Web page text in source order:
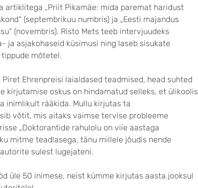
artiklitega „Priit Pikamäe: mida paremat haridust
(septembrikuu numbris) ja „Eesti majandus
(novembris). Risto Mets teeb intervjuudeks
ja asjakohaseid küsimusi ning laseb sisukate
mõtetel.
Ehrenpreisi laialdased teadmised, head suhted
kirjutamise oskus on hindamatud selleks, et ülikoolis
inimlikult rääkida. Mullu kirjutas ta
võtit, mis aitaks vaimse tervise probleeme
„Doktorantide rahulolu on viie aastaga
mitme teadlasega, tänu millele jõudis nende
sulest lugejateni.
üle 50 inimese, neist kümme kirjutas aasta jooksul